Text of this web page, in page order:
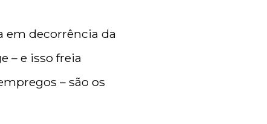
em decorrência da
– e isso freia
– são os